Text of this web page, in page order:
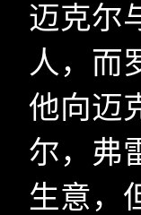
迈克尔
人，而
他向迈
尔，弗
生意，